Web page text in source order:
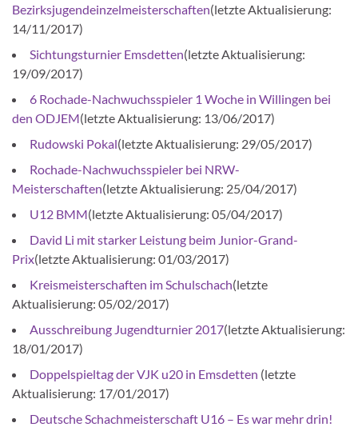
Bezirksjugendeinzelmeisterschaften(letzte Aktualisierung:
14/11/2017)
Sichtungsturnier Emsdetten(letzte Aktualisierung:
19/09/2017)
6 Rochade-Nachwuchsspieler 1 Woche in Willingen bei
den ODJEM(letzte Aktualisierung: 13/06/2017)
Rudowski Pokal(letzte Aktualisierung: 29/05/2017)
Rochade-Nachwuchsspieler bei NRW-
Meisterschaften(letzte Aktualisierung: 25/04/2017)
U12 BMM(letzte Aktualisierung: 05/04/2017)
David Li mit starker Leistung beim Junior-Grand-
Prix(letzte Aktualisierung: 01/03/2017)
Kreismeisterschaften im Schulschach(letzte
Aktualisierung: 05/02/2017)
Ausschreibung Jugendturnier 2017(letzte Aktualisierung:
18/01/2017)
Doppelspieltag der VJK u20 in Emsdetten (letzte
Aktualisierung: 17/01/2017)
Deutsche Schachmeisterschaft U16 – Es war mehr drin!